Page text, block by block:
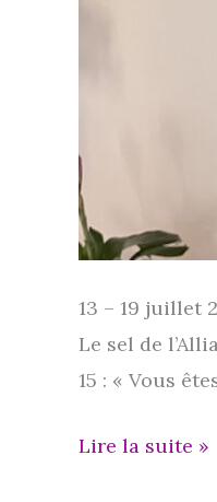
13 – 19 juillet
Le sel de
15 : « Vous
Semaine
Lire la suite »